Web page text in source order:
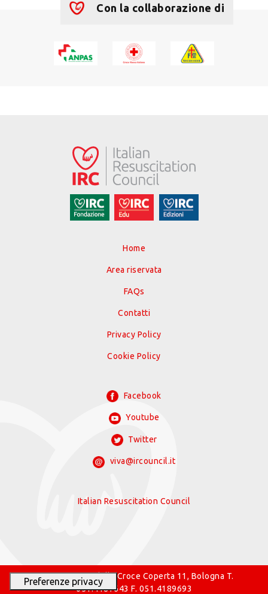
Con la collaborazione di
Home
Area riservata
FAQs
Contatti
Privacy Policy
Cookie Policy
Facebook
Youtube
Twitter
viva@ircouncil.it
Italian Resuscitation Council
© 2026 IRC Via della Croce Coperta 11, Bologna T.
051.4187643 F. 051.4189693